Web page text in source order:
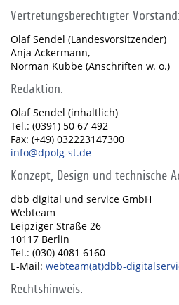
Vertretungsberechtigter Vorstand:
Olaf Sendel (Landesvorsitzender)
Anja Ackermann,
Norman Kubbe (Anschriften w. o.)
Redaktion:
Olaf Sendel (inhaltlich)
Tel.: (0391) 50 67 492
Fax: (+49) 032223147300
info@dpolg-st.de
Konzept, Design und technische
dbb digital und service GmbH
Webteam
Leipziger Straße 26
10117 Berlin
Tel.: (030) 4081 6160
E-Mail: webteam(at)dbb-
Rechtshinweis: